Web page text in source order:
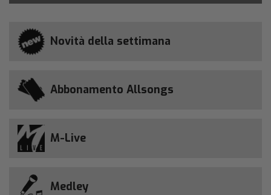
Novità della settimana
Abbonamento Allsongs
M-Live
Medley